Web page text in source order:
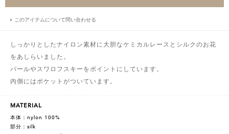
このアイテムについて問い合わせる
しっかりとしたナイロン素材に大胆なケミカルレースとシルクのお花
をあしらいました。
パールやスワロフスキーをポイントにしています。
内側にはポケットがついています。
MATERIAL
本体：nylon 100%
部分：silk